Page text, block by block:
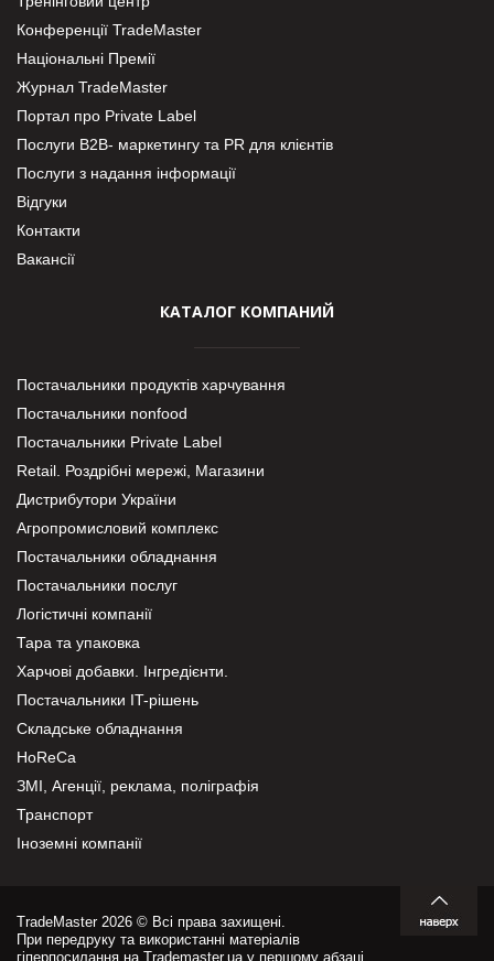
Конференції TradeMaster
Національні Премії
Журнал TradeMaster
Портал про Private Label
Послуги В2В- маркетингу та PR для клієнтів
Послуги з надання інформації
Відгуки
Контакти
Вакансії
КАТАЛОГ КОМПАНИЙ
Постачальники продуктів харчування
Постачальники nonfood
Постачальники Private Label
Retail. Роздрібні мережі, Магазини
Дистрибутори України
Агропромисловий комплекс
Постачальники обладнання
Постачальники послуг
Логістичні компанії
Тара та упаковка
Харчові добавки. Інгредієнти.
Постачальники IT-рішень
Складське обладнання
HoReCa
ЗМІ, Агенції, реклама, поліграфія
Транспорт
Іноземні компанії
TradeMaster 2026 © Всі права захищені.
При передруку та використанні матеріалів
гіперпосилання на Trademaster.ua у першому абзаці